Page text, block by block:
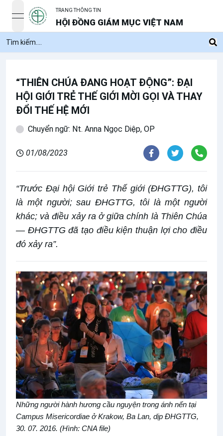
open navigation menu
TRANG THÔNG TIN
HỘI ĐỒNG GIÁM MỤC VIỆT NAM
“THIÊN CHÚA ĐANG HOẠT ĐỘNG”: ĐẠI
HỘI GIỚI TRẺ THẾ GIỚI MỜI GỌI VÀ THAY
ĐỔI THẾ HỆ MỚI
Chuyển ngữ: Nt. Anna Ngọc Diệp, OP
01/08/2023
“Trước Đại hội Giới trẻ Thế giới (ĐHGTTG), tôi
là một người; sau ĐHGTTG, tôi là một người
khác; và điều xảy ra ở giữa chính là Thiên Chúa
— ĐHGTTG đã tạo điều kiện thuận lợi cho điều
đó xảy ra”.
Những người hành hương cầu nguyện trong ánh nến tại
Campus Misericordiae ở Krakow, Ba Lan, dịp ĐHGTTG,
30. 07. 2016. (Hình: CNA file)